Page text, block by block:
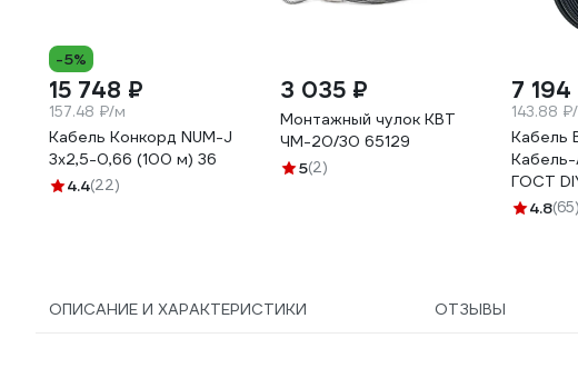
-5%
15 748 ₽
157.48 ₽/м
Кабель Конкорд NUM-J
3х2,5-0,66 (100 м) 36
4.4(22)
3 035 ₽
Монтажный чулок КВТ
ЧМ-20/30 65129
5(2)
7 194
143.88
Кабель
Кабель-
ГОСТ
54679
4.8(65)
ОПИСАНИЕ И ХАРАКТЕРИСТИКИ ОТЗЫВЫ